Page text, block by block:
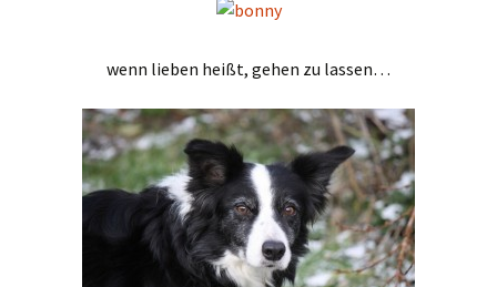
wenn lieben heißt, gehen zu lassen…